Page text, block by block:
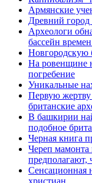
Армянские
Древний город
Археологи
бассейн
Новгородскую
На ровенщине
погребение
Уникальные
Первую жертву
британские
В башкирии
подобное
Черная книга
Череп
предполагают,
Сенсационная
христиан